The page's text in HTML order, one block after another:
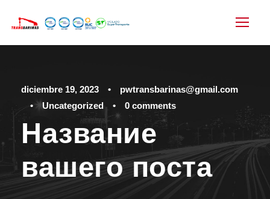
diciembre 19, 2023 •
pwtransbarinas@gmail.com
•
Uncategorized • 0 comments
Название
вашего поста